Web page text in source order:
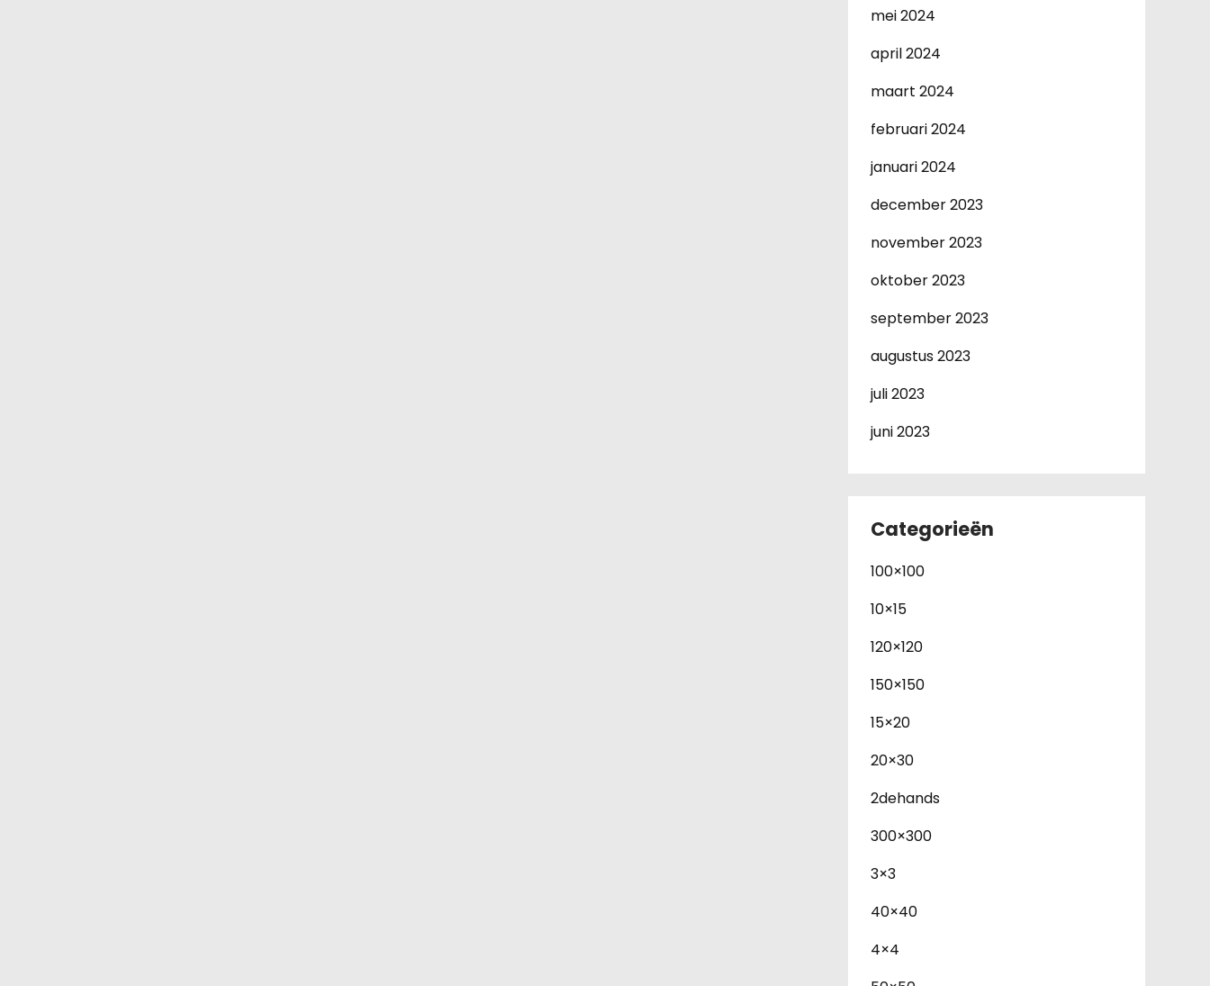
mei 2024
april 2024
maart 2024
februari 2024
januari 2024
december 2023
november 2023
oktober 2023
september 2023
augustus 2023
juli 2023
juni 2023
Categorieën
100×100
10×15
120×120
150×150
15×20
20×30
2dehands
300×300
3×3
40×40
4×4